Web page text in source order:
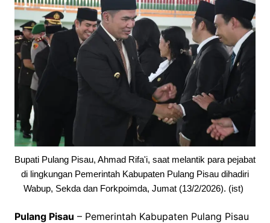
Bupati Pulang Pisau, Ahmad Rifa'i, saat melantik para pejabat
di lingkungan Pemerintah Kabupaten Pulang Pisau dihadiri
Wabup, Sekda dan Forkpoimda, Jumat (13/2/2026). (ist)
Pulang Pisau – Pemerintah Kabupaten Pulang Pisau